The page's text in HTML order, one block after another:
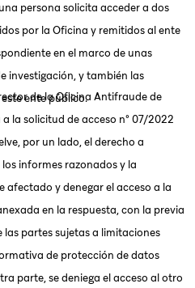
persona solicita acceder a dos
por la Oficina y remitidos al ente
en el marco de unas
investigación, y también las
ente público.
de la Oficina Antifraude de
la solicitud de acceso nº 07/2022
por un lado, el derecho a
informes razonados y la
afectado y denegar el acceso a la
en la respuesta, con la previa
las partes sujetas a limitaciones
de protección de datos
parte, se deniega el acceso al otro